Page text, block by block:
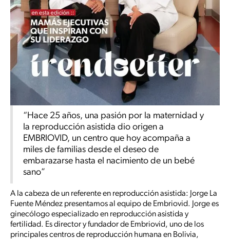
“Hace 25 años, una pasión por la maternidad y
la reproducción asistida dio origen a
EMBRIOVID, un centro que hoy acompaña a
miles de familias desde el deseo de
embarazarse hasta el nacimiento de un bebé
sano”
A la cabeza de un referente en reproducción asistida: Jorge La
Fuente Méndez presentamos al equipo de Embriovid. Jorge es
ginecólogo especializado en reproducción asistida y
fertilidad. Es director y fundador de Embriovid, uno de los
principales centros de reproducción humana en Bolivia,